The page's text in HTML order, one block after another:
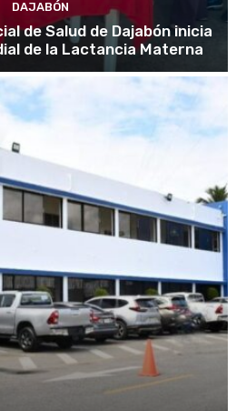
DAJABÓN
de Salud de Dajabón inicia
de la Lactancia Materna